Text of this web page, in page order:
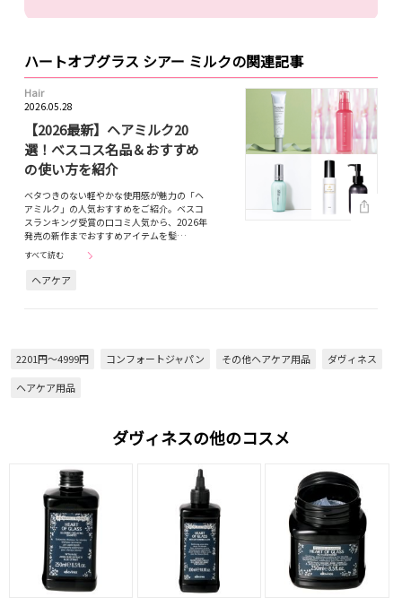
ハートオブグラス シアー ミルクの関連記事
Hair
2026.05.28
【2026最新】ヘアミルク20
選！べスコス名品＆おすすめ
の使い方を紹介
ベタつきのない軽やかな使用感が魅力の「ヘ
アミルク」の人気おすすめをご紹介。ベスコ
スランキング受賞の口コミ人気から、2026年
発売の新作までおすすめアイテムを髪…
すべて読む
ヘアケア
2201円～4999円 コンフォートジャパン その他ヘアケア用品
ダヴィネス
ヘアケア用品
ダヴィネスの他のコスメ